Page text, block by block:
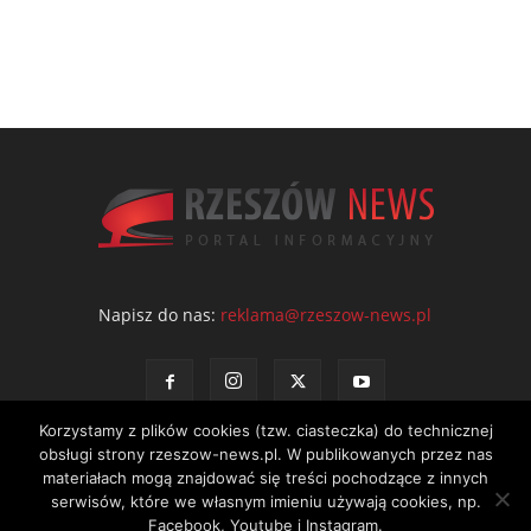
Napisz do nas: reklama@rzeszow-news.pl
Kontakt Polityka prywatności Regulamin portalu
Korzystamy z plików cookies (tzw. ciasteczka) do technicznej
obsługi strony rzeszow-news.pl. W publikowanych przez nas
materiałach mogą znajdować się treści pochodzące z innych
serwisów, które we własnym imieniu używają cookies, np.
Facebook, Youtube i Instagram.